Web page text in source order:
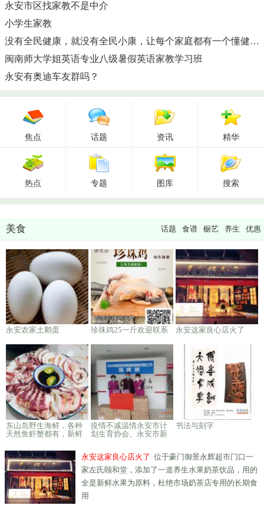
永安市区找家教不是中介
小学生家教
没有全民健康，就没有全民小康，让每个家庭都有一个懂健康的人。
闽南师大学姐英语专业八级暑假英语家教学习班
永安有奥迪车友群吗？
焦点 话题 资讯 精华
热点 专题 图库 搜索
美食 话题 食谱 橱艺 养生 优惠
永安农家土鹅蛋 珍珠鸡25一斤欢迎联系 永安这家良心店火了
东山岛野生海鲜，各种
天然鱼虾蟹都有，新鲜
疫情不减温情永安市计
划生育协会、永安市新
捐助防疫物资
书法与刻字
永安这家良心店火了 位于豪门御景永辉超市门口一
家左氏颐和堂，添加了一道养生水果奶茶饮品，用的
全是新鲜水果为原料，杜绝市场奶茶店专用的长期食
用